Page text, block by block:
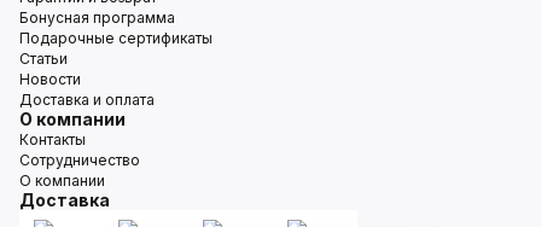
Бонусная программа
Подарочные сертификаты
Статьи
Новости
Доставка и оплата
О компании
Контакты
Сотрудничество
О компании
Доставка